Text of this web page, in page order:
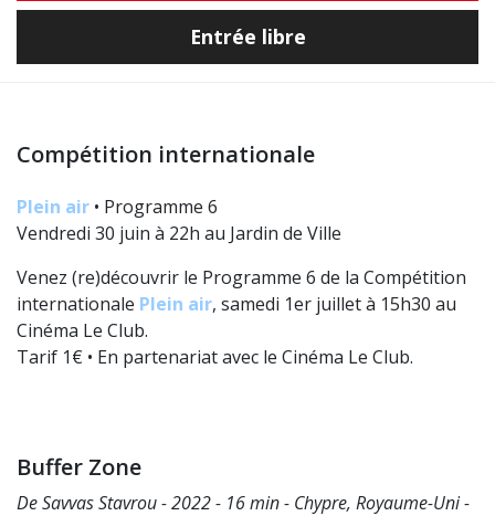
Entrée libre
Compétition internationale
Plein air • Programme 6
Vendredi 30 juin à 22h au Jardin de Ville
Venez (re)découvrir le Programme 6 de la Compétition
internationale Plein air, samedi 1er juillet à 15h30 au
Cinéma Le Club.
Tarif 1€ • En partenariat avec le Cinéma Le Club.
Buffer Zone
De Savvas Stavrou - 2022 - 16 min - Chypre, Royaume-Uni -